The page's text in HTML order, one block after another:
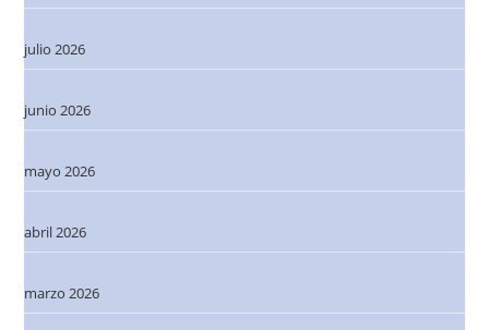
julio 2026
junio 2026
mayo 2026
abril 2026
marzo 2026